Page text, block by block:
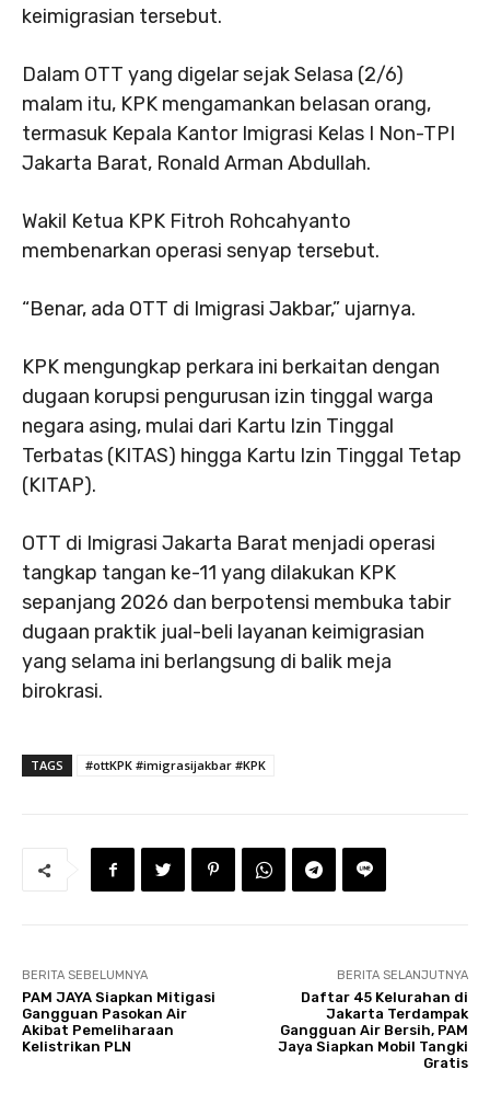
keimigrasian tersebut.
Dalam OTT yang digelar sejak Selasa (2/6)
malam itu, KPK mengamankan belasan orang,
termasuk Kepala Kantor Imigrasi Kelas I Non-TPI
Jakarta Barat, Ronald Arman Abdullah.
Wakil Ketua KPK Fitroh Rohcahyanto
membenarkan operasi senyap tersebut.
“Benar, ada OTT di Imigrasi Jakbar,” ujarnya.
KPK mengungkap perkara ini berkaitan dengan
dugaan korupsi pengurusan izin tinggal warga
negara asing, mulai dari Kartu Izin Tinggal
Terbatas (KITAS) hingga Kartu Izin Tinggal Tetap
(KITAP).
OTT di Imigrasi Jakarta Barat menjadi operasi
tangkap tangan ke-11 yang dilakukan KPK
sepanjang 2026 dan berpotensi membuka tabir
dugaan praktik jual-beli layanan keimigrasian
yang selama ini berlangsung di balik meja
birokrasi.
TAGS #ottKPK #imigrasijakbar #KPK
BERITA SEBELUMNYA
PAM JAYA Siapkan Mitigasi
Gangguan Pasokan Air
Akibat Pemeliharaan
Kelistrikan PLN
BERITA SELANJUTNYA
Daftar 45 Kelurahan di
Jakarta Terdampak
Gangguan Air Bersih, PAM
Jaya Siapkan Mobil Tangki
Gratis